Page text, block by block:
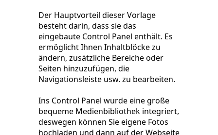
Der Hauptvorteil dieser Vorlage
besteht darin, dass sie das
eingebaute Control Panel enthält. Es
ermöglicht Ihnen Inhaltblöcke zu
ändern, zusätzliche Bereiche oder
Seiten hinzuzufügen, die
Navigationsleiste usw. zu bearbeiten.
Ins Control Panel wurde eine große
bequeme Medienbibliothek integriert,
deswegen können Sie eigene Fotos
hochladen und dann auf der Webseite